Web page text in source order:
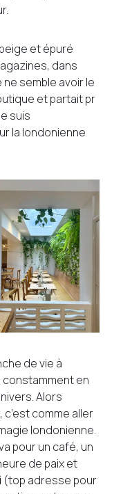
et épuré
dans
semble avoir le
et partait pr
suis
la londonienne
de vie à
en
Alors
comme aller
londonienne.
pour un café, un
de paix et
(top adresse pour